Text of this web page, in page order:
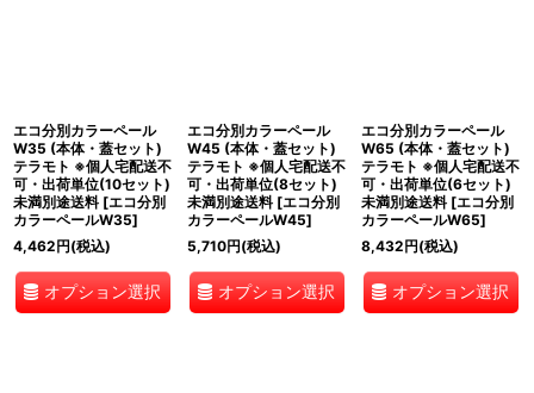
エコ分別カラーペール
W35 (本体・蓋セット)
テラモト ※個人宅配送不
可・出荷単位(10セット)
未満別途送料 [エコ分別
カラーペールW35]
4,462円(税込)
オプション選択
エコ分別カラーペール
W45 (本体・蓋セット)
テラモト ※個人宅配送不
可・出荷単位(8セット)
未満別途送料 [エコ分別
カラーペールW45]
5,710円(税込)
オプション選択
エコ分別カラーペール
W65 (本体・蓋セット)
テラモト ※個人宅配送不
可・出荷単位(6セット)
未満別途送料 [エコ分別
カラーペールW65]
8,432円(税込)
オプション選択